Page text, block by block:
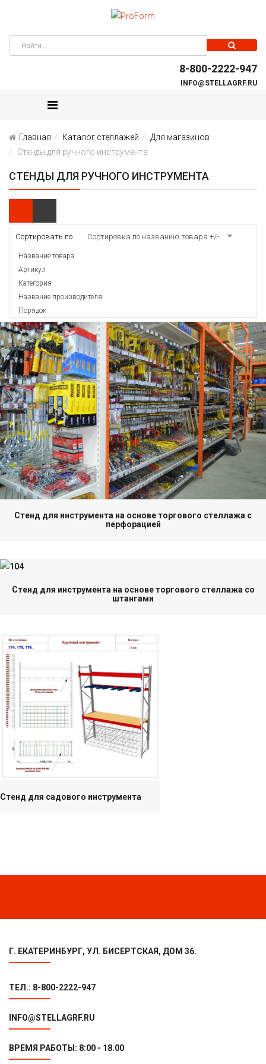
8-800-2222-947
INFO@STELLAGRF.RU
Главная Каталог стеллажей
Для магазинов
Стенды для ручного инструмента
СТЕНДЫ ДЛЯ РУЧНОГО ИНСТРУМЕНТА
Сортировать по Сортировка по названию товара +/-
Название товара
Артикул
Категория
Название производителя
Порядок
Стенд для инструмента на основе торгового стеллажа с
перфорацией
Стенд для инструмента на основе торгового стеллажа со
штангами
Стенд для садового инструмента
Г. ЕКАТЕРИНБУРГ, УЛ. БИСЕРТСКАЯ, ДОМ 36.
ТЕЛ.: 8-800-2222-947
INFO@STELLAGRF.RU
ВРЕМЯ РАБОТЫ: 8:00 - 18.00